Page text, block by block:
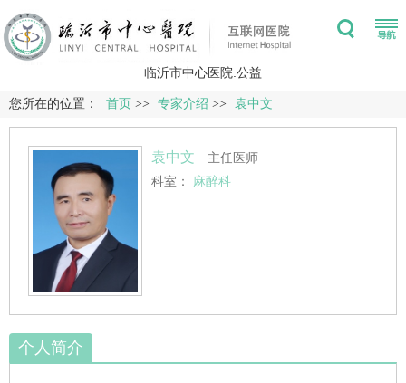
临沂市中心医院.公益
您所在的位置： 首页 >> 专家介绍 >> 袁中文
袁中文
主任医师
科室： 麻醉科
个人简介